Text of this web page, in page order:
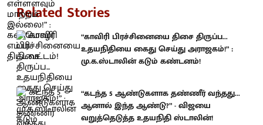
Related Stories
“காவிரி பிரச்சினையை திசை திருப்ப...
உதயநிதியை கைது செய்து அராஜகம்!” :
மு.க.ஸ்டாலின் கடும் கண்டனம்!
“கடந்த 5 ஆண்டுகளாக தண்ணீர் வந்தது...
ஆனால் இந்த ஆண்டு?” - விஜயை
வறுத்தெடுத்த உதயநிதி ஸ்டாலின்!